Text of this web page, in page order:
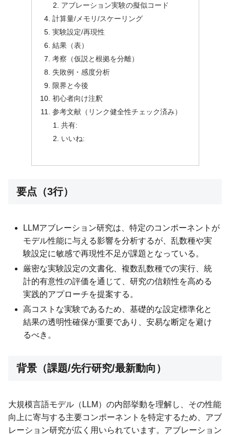
アブレーション実験の擬似コード
計算量/メモリ/スケーリング
実験設定/再現性
結果（表）
考察（仮説と根拠を分離）
失敗例・感度分析
限界と今後
初心者向け注釈
参考文献（リンク健全性チェック済み）
共有:
いいね:
要点（3行）
LLMアブレーション研究は、特定のコンポーネントが
モデル性能に与える影響を分析するが、乱数種や実
験設定に敏感で再現性不足が課題となっている。
厳密な実験設定の文書化、複数乱数種での実行、統
計的有意性の評価を通じて、研究の信頼性を高める
実践的アプローチを提案する。
高コストな実験であるため、基礎的な設定標準化と
結果の透明性確保が重要であり、安易な断定を避け
るべき。
背景（課題/先行研究/最新動向）
大規模言語モデル（LLM）の内部挙動を理解し、その性能
向上に寄与する主要コンポーネントを特定するため、アブ
レーション研究が広く用いられています。アブレーション